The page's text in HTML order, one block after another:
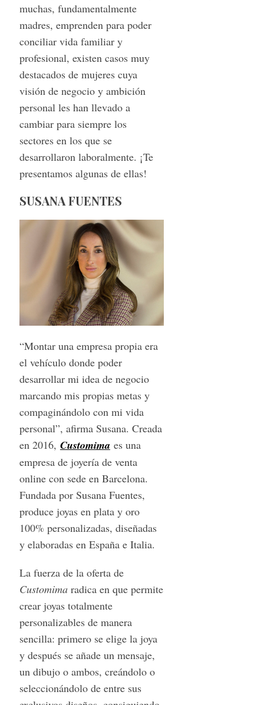
muchas, fundamentalmente
madres, emprenden para poder
conciliar vida familiar y
profesional, existen casos muy
destacados de mujeres cuya
visión de negocio y ambición
personal les han llevado a
cambiar para siempre los
sectores en los que se
desarrollaron laboralmente. ¡Te
presentamos algunas de ellas!
SUSANA FUENTES
“Montar una empresa propia era
el vehículo donde poder
desarrollar mi idea de negocio
marcando mis propias metas y
compaginándolo con mi vida
personal”, afirma Susana. Creada
en 2016, Customima es una
empresa de joyería de venta
online con sede en Barcelona.
Fundada por Susana Fuentes,
produce joyas en plata y oro
100% personalizadas, diseñadas
y elaboradas en España e Italia.
La fuerza de la oferta de
Customimaradica en que permite
crear joyas totalmente
personalizables de manera
sencilla: primero se elige la joya
y después se añade un mensaje,
un dibujo o ambos, creándolo o
seleccionándolo de entre sus